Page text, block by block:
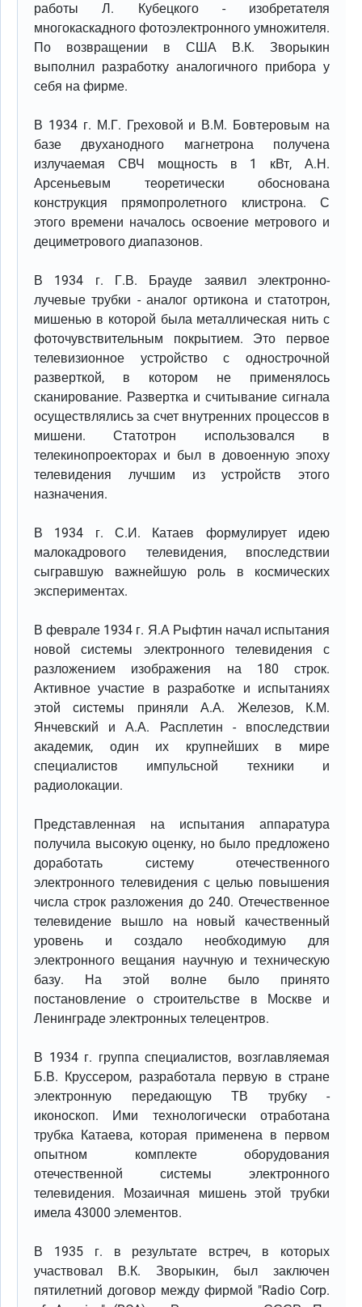
работы Л. Кубецкого - изобретателя
многокаскадного фотоэлектронного умножителя.
По возвращении в США В.К. Зворыкин
выполнил разработку аналогичного прибора у
себя на фирме.
В 1934 г. М.Г. Греховой и В.М. Бовтеровым на
базе двуханодного магнетрона получена
излучаемая СВЧ мощность в 1 кВт, А.Н.
Арсеньевым теоретически обоснована
конструкция прямопролетного клистрона. С
этого времени началось освоение метрового и
дециметрового диапазонов.
В 1934 г. Г.В. Брауде заявил электронно-
лучевые трубки - аналог ортикона и статотрон,
мишенью в которой была металлическая нить с
фоточувствительным покрытием. Это первое
телевизионное устройство с однострочной
разверткой, в котором не применялось
сканирование. Развертка и считывание сигнала
осуществлялись за счет внутренних процессов в
мишени. Статотрон использовался в
телекинопроекторах и был в довоенную эпоху
телевидения лучшим из устройств этого
назначения.
В 1934 г. С.И. Катаев формулирует идею
малокадрового телевидения, впоследствии
сыгравшую важнейшую роль в космических
экспериментах.
В феврале 1934 г. Я.А Рыфтин начал испытания
новой системы электронного телевидения с
разложением изображения на 180 строк.
Активное участие в разработке и испытаниях
этой системы приняли А.А. Железов, К.М.
Янчевский и А.А. Расплетин - впоследствии
академик, один их крупнейших в мире
специалистов импульсной техники и
радиолокации.
Представленная на испытания аппаратура
получила высокую оценку, но было предложено
доработать систему отечественного
электронного телевидения с целью повышения
числа строк разложения до 240. Отечественное
телевидение вышло на новый качественный
уровень и создало необходимую для
электронного вещания научную и техническую
базу. На этой волне было принято
постановление о строительстве в Москве и
Ленинграде электронных телецентров.
В 1934 г. группа специалистов, возглавляемая
Б.В. Круссером, разработала первую в стране
электронную передающую ТВ трубку -
иконоскоп. Ими технологически отработана
трубка Катаева, которая применена в первом
опытном комплекте оборудования
отечественной системы электронного
телевидения. Мозаичная мишень этой трубки
имела 43000 элементов.
В 1935 г. в результате встреч, в которых
участвовал В.К. Зворыкин, был заключен
пятилетний договор между фирмой "Radio Corp.